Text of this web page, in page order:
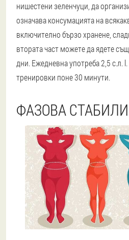
нишестени зеленчуци, да
означава консумацията на
включително бързо хранене,
втората част можете да ядете
дни. Ежедневна употреба 2,5 с.л.
тренировки поне 30 минути.
ФАЗОВА